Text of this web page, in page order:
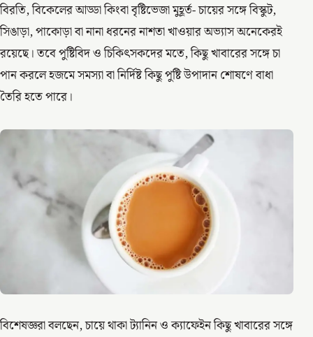
বিরতি, বিকেলের আড্ডা কিংবা বৃষ্টিভেজা মুহূর্ত- চায়ের সঙ্গে বিস্কুট,
সিঙাড়া, পাকোড়া বা নানা ধরনের নাশতা খাওয়ার অভ্যাস অনেকেরই
রয়েছে। তবে পুষ্টিবিদ ও চিকিৎসকদের মতে, কিছু খাবারের সঙ্গে চা
পান করলে হজমে সমস্যা বা নির্দিষ্ট কিছু পুষ্টি উপাদান শোষণে বাধা
তৈরি হতে পারে।
বিশেষজ্ঞরা বলছেন, চায়ে থাকা ট্যানিন ও ক্যাফেইন কিছু খাবারের সঙ্গে